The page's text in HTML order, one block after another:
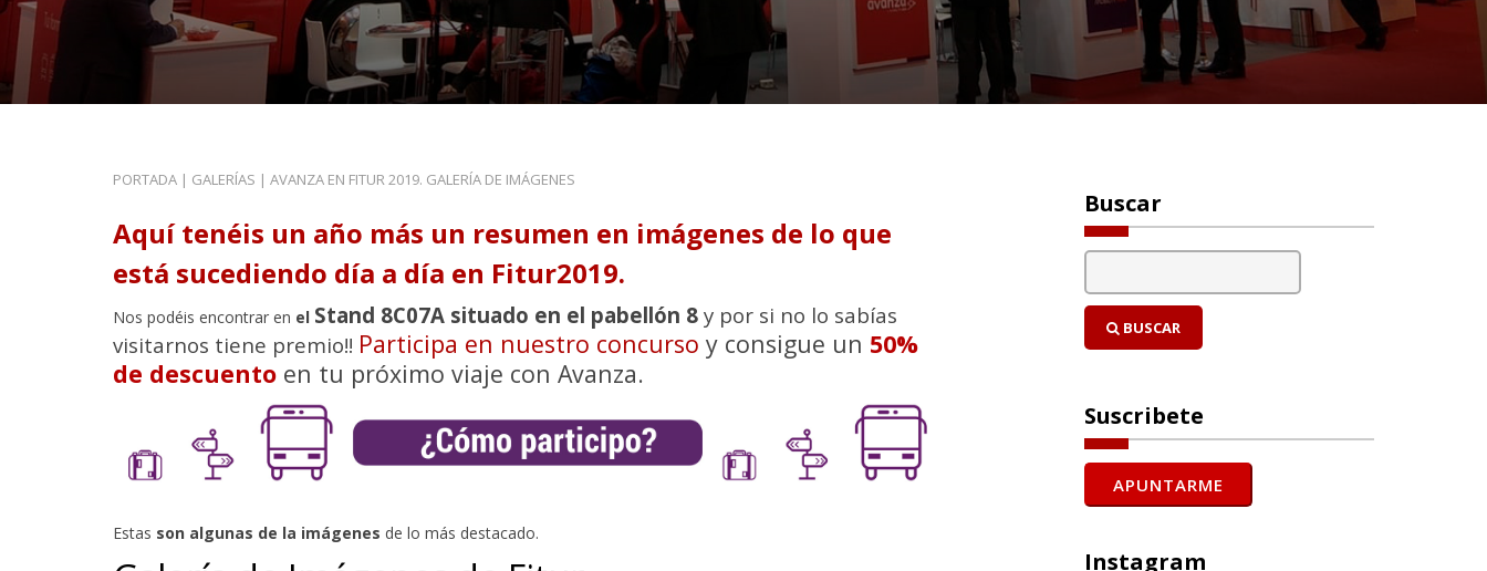
PORTADA | GALERÍAS | AVANZA EN FITUR 2019. GALERÍA DE IMÁGENES
Aquí tenéis un año más un resumen en imágenes de lo que
está sucediendo día a día en Fitur2019.
Nos podéis encontrar en el Stand 8C07A situado en el pabellón 8 y por si no lo sabías
visitarnos tiene premio!! Participa en nuestro concurso y consigue un 50%
de descuento en tu próximo viaje con Avanza.
Estas son algunas de la imágenes de lo más destacado.
Buscar
BUSCAR
Suscribete
Instagram